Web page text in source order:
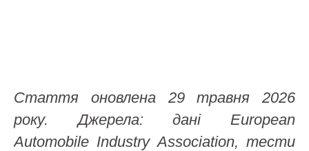
Стаття оновлена 29 травня 2026
року. Джерела: дані European
Automobile Industry Association, тести